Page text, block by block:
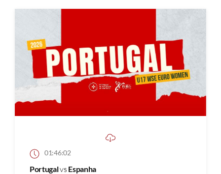
01:46:02
Portugalvs Espanha